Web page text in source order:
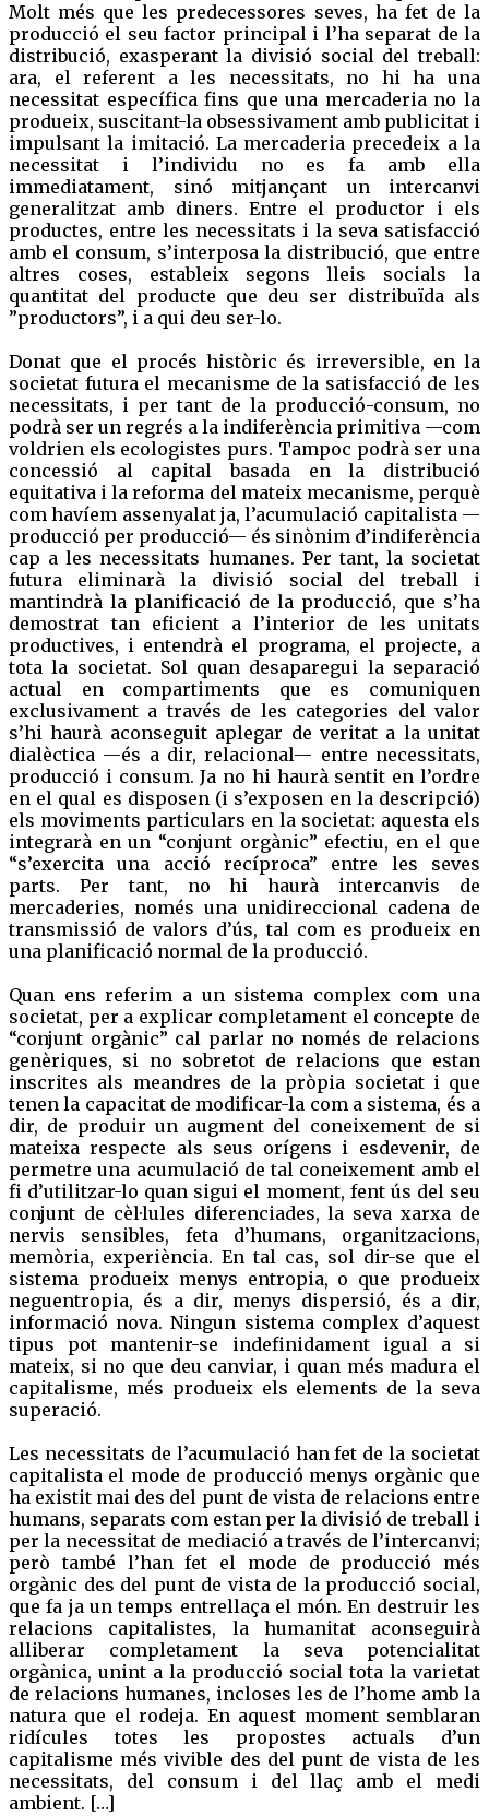
Molt més que les predecessores seves, ha fet de la
producció el seu factor principal i l’ha separat de la
distribució, exasperant la divisió social del treball:
ara, el referent a les necessitats, no hi ha una
necessitat específica fins que una mercaderia no la
produeix, suscitant-la obsessivament amb publicitat i
impulsant la imitació. La mercaderia precedeix a la
necessitat i l’individu no es fa amb ella
immediatament, sinó mitjançant un intercanvi
generalitzat amb diners. Entre el productor i els
productes, entre les necessitats i la seva satisfacció
amb el consum, s’interposa la distribució, que entre
altres coses, estableix segons lleis socials la
quantitat del producte que deu ser distribuïda als
”productors”, i a qui deu ser-lo.
Donat que el procés històric és irreversible, en la
societat futura el mecanisme de la satisfacció de les
necessitats, i per tant de la producció-consum, no
podrà ser un regrés a la indiferència primitiva —com
voldrien els ecologistes purs. Tampoc podrà ser una
concessió al capital basada en la distribució
equitativa i la reforma del mateix mecanisme, perquè
com havíem assenyalat ja, l’acumulació capitalista —
producció per producció— és sinònim d’indiferència
cap a les necessitats humanes. Per tant, la societat
futura eliminarà la divisió social del treball i
mantindrà la planificació de la producció, que s’ha
demostrat tan eficient a l’interior de les unitats
productives, i entendrà el programa, el projecte, a
tota la societat. Sol quan desaparegui la separació
actual en compartiments que es comuniquen
exclusivament a través de les categories del valor
s’hi haurà aconseguit aplegar de veritat a la unitat
dialèctica —és a dir, relacional— entre necessitats,
producció i consum. Ja no hi haurà sentit en l’ordre
en el qual es disposen (i s’exposen en la descripció)
els moviments particulars en la societat: aquesta els
integrarà en un “conjunt orgànic” efectiu, en el que
“s’exercita una acció recíproca” entre les seves
parts. Per tant, no hi haurà intercanvis de
mercaderies, només una unidireccional cadena de
transmissió de valors d’ús, tal com es produeix en
una planificació normal de la producció.
Quan ens referim a un sistema complex com una
societat, per a explicar completament el concepte de
“conjunt orgànic” cal parlar no només de relacions
genèriques, si no sobretot de relacions que estan
inscrites als meandres de la pròpia societat i que
tenen la capacitat de modificar-la com a sistema, és a
dir, de produir un augment del coneixement de si
mateixa respecte als seus orígens i esdevenir, de
permetre una acumulació de tal coneixement amb el
fi d’utilitzar-lo quan sigui el moment, fent ús del seu
conjunt de cèl·lules diferenciades, la seva xarxa de
nervis sensibles, feta d’humans, organitzacions,
memòria, experiència. En tal cas, sol dir-se que el
sistema produeix menys entropia, o que produeix
neguentropia, és a dir, menys dispersió, és a dir,
informació nova. Ningun sistema complex d’aquest
tipus pot mantenir-se indefinidament igual a si
mateix, si no que deu canviar, i quan més madura el
capitalisme, més produeix els elements de la seva
superació.
Les necessitats de l’acumulació han fet de la societat
capitalista el mode de producció menys orgànic que
ha existit mai des del punt de vista de relacions entre
humans, separats com estan per la divisió de treball i
per la necessitat de mediació a través de l’intercanvi;
però també l’han fet el mode de producció més
orgànic des del punt de vista de la producció social,
que fa ja un temps entrellaça el món. En destruir les
relacions capitalistes, la humanitat aconseguirà
alliberar completament la seva potencialitat
orgànica, unint a la producció social tota la varietat
de relacions humanes, incloses les de l’home amb la
natura que el rodeja. En aquest moment semblaran
ridícules totes les propostes actuals d’un
capitalisme més vivible des del punt de vista de les
necessitats, del consum i del llaç amb el medi
ambient. […]